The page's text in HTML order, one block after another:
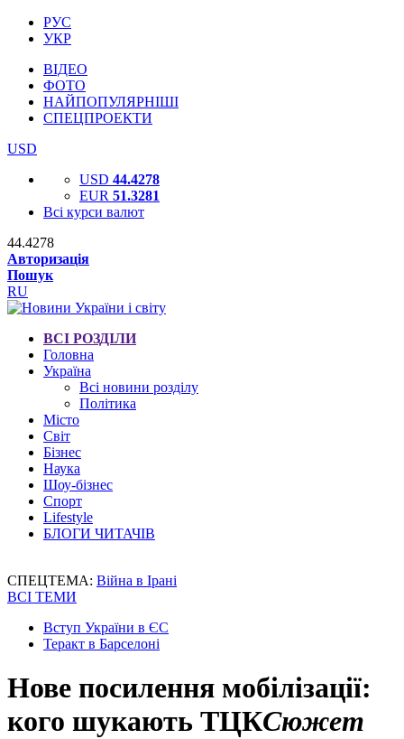
РУС
УКР
ВІДЕО
ФОТО
НАЙПОПУЛЯРНІШІ
СПЕЦПРОЕКТИ
USD
USD 44.4278
EUR 51.3281
Всі курси валют
44.4278
Авторизація
Пошук
RU
ВСІ РОЗДІЛИ
Головна
Україна
Всі новини розділу
Політика
Місто
Світ
Бізнес
Наука
Шоу-бізнес
Спорт
Lifestyle
БЛОГИ ЧИТАЧІВ
СПЕЦТЕМА: Війна в Ірані
ВСІ ТЕМИ
Вступ України в ЄС
Теракт в Барселоні
Нове посилення мобілізації:
кого шукають ТЦКСюжет